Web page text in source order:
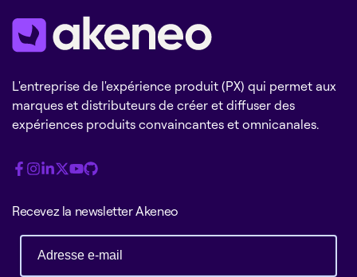
L'entreprise de l'expérience produit (PX) qui permet aux
marques et distributeurs de créer et diffuser des
expériences produits convaincantes et omnicanales.
Recevez la newsletter Akeneo